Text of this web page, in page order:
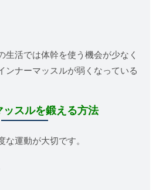
生活では体幹を使う機会が少なく
ンナーマッスルが弱くなっている
ッスルを鍛える方法
運動が大切です。